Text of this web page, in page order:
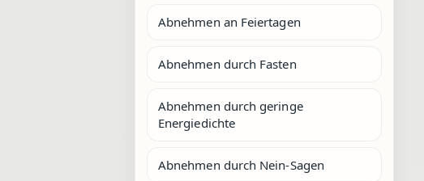
Abnehmen an Feiertagen
Abnehmen durch Fasten
Abnehmen durch geringe
Energiedichte
Abnehmen durch Nein-Sagen